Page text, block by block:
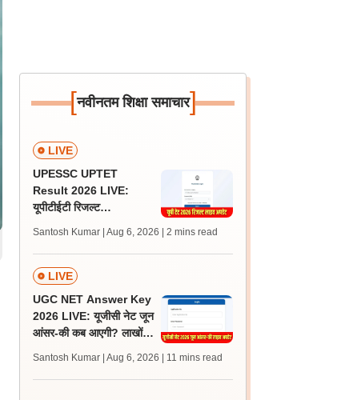
[नवीनतम शिक्षा समाचार]
LIVE
UPESSC UPTET
Result 2026 LIVE:
यूपीटीईटी रिजल्ट
जल्द, जानें लेटेस्ट अपडेट,
पासिंग मार्क्स
Santosh Kumar | Aug 6, 2026 | 2 mins read
LIVE
UGC NET Answer Key
2026 LIVE: यूजीसी नेट जून
आंसर-की कब आएगी? लाखों
Santosh Kumar | Aug 6, 2026 | 11 mins read